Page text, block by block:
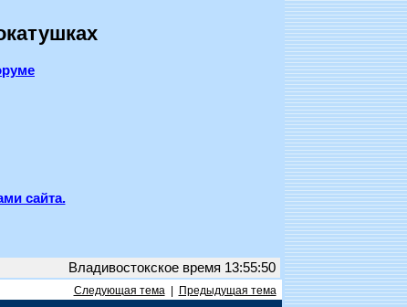
сайта.
Владивостокское время 13:55:50
Следующая тема|
Предыдущая тема